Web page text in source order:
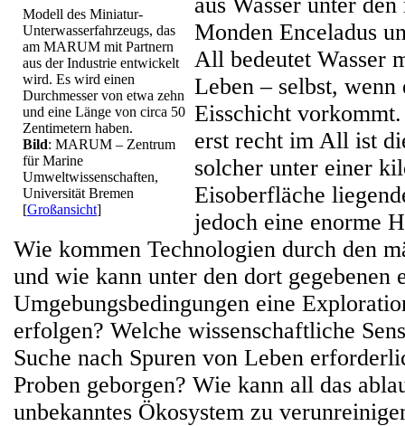
Modell des Miniatur-
Unterwasserfahrzeugs, das
am MARUM mit Partnern
aus der Industrie entwickelt
wird. Es wird einen
Durchmesser von etwa zehn
und eine Länge von circa 50
Zentimetern haben.
Bild: MARUM – Zentrum
für Marine
Umweltwissenschaften,
Universität Bremen
[Großansicht]
Monden Enceladus
All bedeutet Wasser
Leben – selbst, wenn
Eisschicht
erst recht im All ist
solcher unter einer
Eisoberfläche
jedoch eine enorme
Wie kommen Technologien durch den
und wie kann unter den dort gegebenen
Umgebungsbedingungen eine
erfolgen? Welche wissenschaftliche
Suche nach Spuren von Leben
Proben geborgen? Wie kann all das
unbekanntes Ökosystem zu